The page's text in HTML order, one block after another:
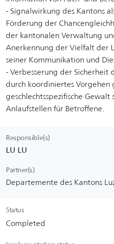
- Signalwirkung des Kantons
Förderung der
der kantonalen Verwaltung
Anerkennung der Vielfalt der
seiner Kommunikation und
- Verbesserung der Sicherheit
durch koordiniertes Vorgehen
geschlechtsspezifische
Anlaufstellen für Betroffene.
Responsible(s)
LU LU
Partner(s)
Departemente des Kantons
Status
Completed